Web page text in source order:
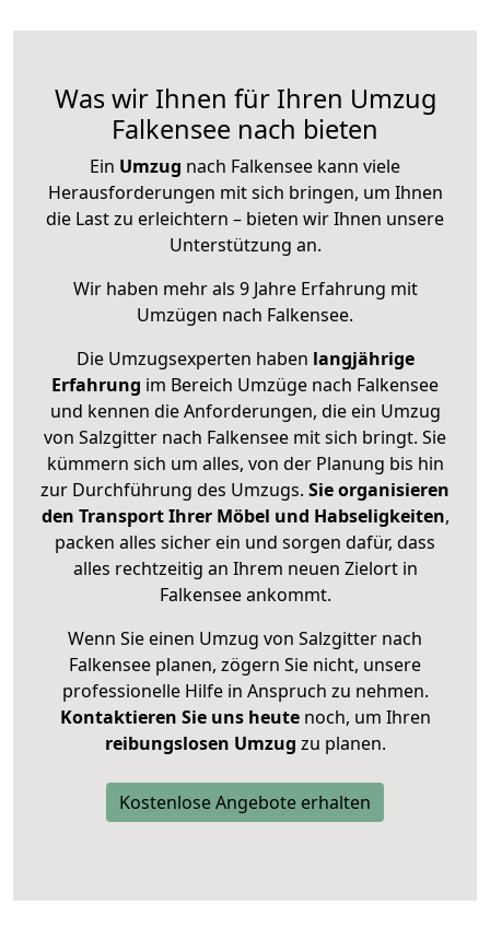
Was wir Ihnen für Ihren Umzug
Falkensee nach bieten
Ein Umzug nach Falkensee kann viele
Herausforderungen mit sich bringen, um Ihnen
die Last zu erleichtern – bieten wir Ihnen unsere
Unterstützung an.
Wir haben mehr als 9 Jahre Erfahrung mit
Umzügen nach Falkensee.
Die Umzugsexperten haben langjährige
Erfahrung im Bereich Umzüge nach Falkensee
und kennen die Anforderungen, die ein Umzug
von Salzgitter nach Falkensee mit sich bringt. Sie
kümmern sich um alles, von der Planung bis hin
zur Durchführung des Umzugs. Sie organisieren
den Transport Ihrer Möbel und Habseligkeiten,
packen alles sicher ein und sorgen dafür, dass
alles rechtzeitig an Ihrem neuen Zielort in
Falkensee ankommt.
Wenn Sie einen Umzug von Salzgitter nach
Falkensee planen, zögern Sie nicht, unsere
professionelle Hilfe in Anspruch zu nehmen.
Kontaktieren Sie uns heutenoch, um Ihren
reibungslosen Umzug zu planen.
Kostenlose Angebote erhalten